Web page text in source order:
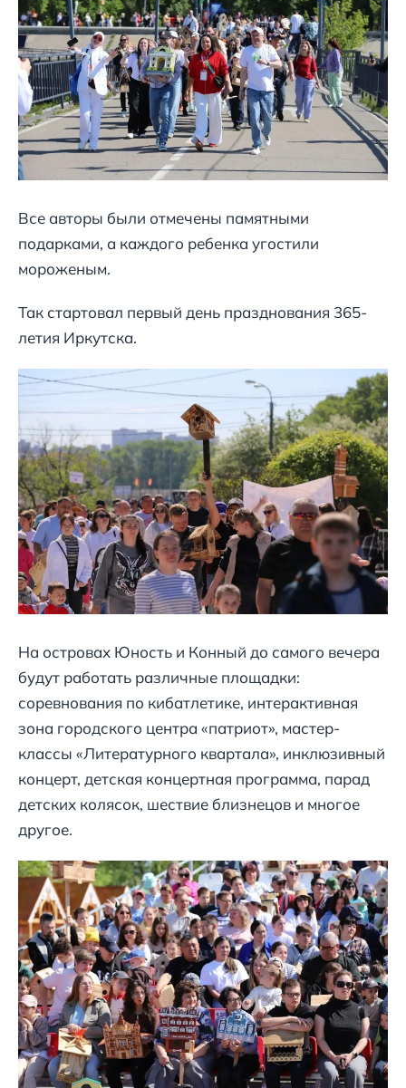
Все авторы были отмечены памятными
подарками, а каждого ребенка угостили
мороженым.
Так стартовал первый день празднования 365-
летия Иркутска.
На островах Юность и Конный до самого вечера
будут работать различные площадки:
соревнования по кибатлетике, интерактивная
зона городского центра «патриот», мастер-
классы «Литературного квартала», инклюзивный
концерт, детская концертная программа, парад
детских колясок, шествие близнецов и многое
другое.